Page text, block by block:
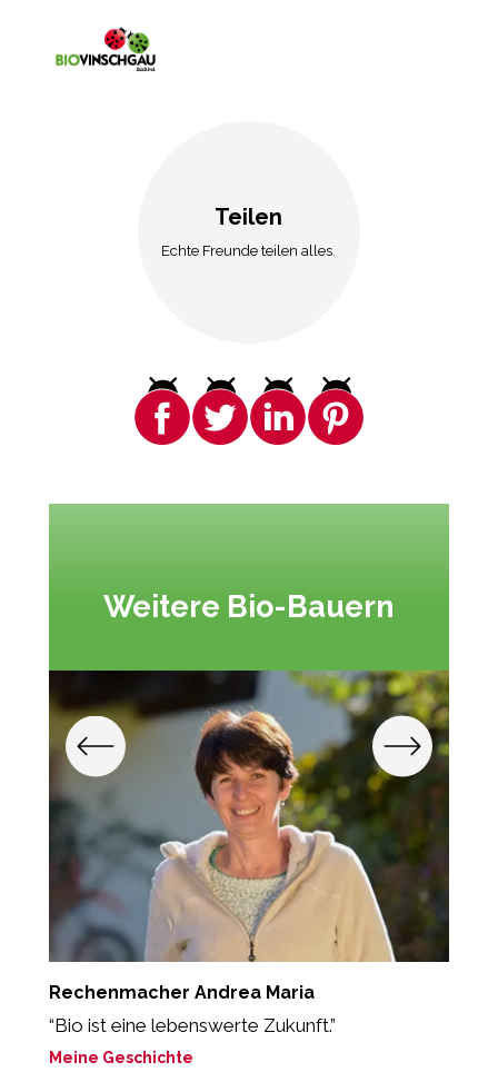
Teilen
Echte Freunde teilen alles.
Weitere Bio-Bauern
Rechenmacher Andrea Maria
“Bio ist eine lebenswerte Zukunft.”
Meine Geschichte